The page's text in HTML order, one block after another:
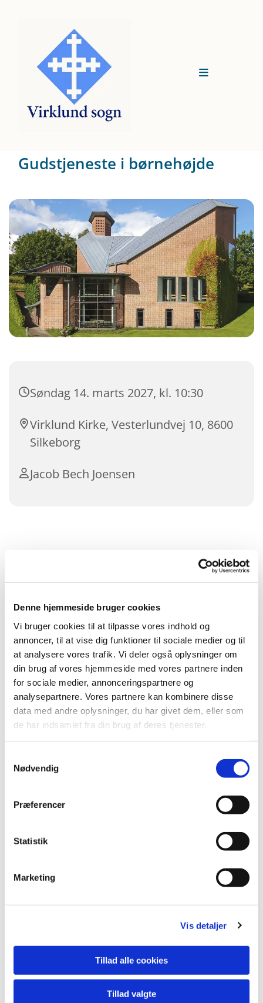
Denne hjemmeside bruger cookies
Vi bruger cookies til at tilpasse vores indhold og
annoncer, til at vise dig funktioner til sociale medier og til
at analysere vores trafik. Vi deler også oplysninger om
din brug af vores hjemmeside med vores partnere inden
for sociale medier, annonceringspartnere og
analysepartnere. Vores partnere kan kombinere disse
data med andre oplysninger, du har givet dem, eller som
de har indsamlet fra din brug af deres tjenester.
Nødvendig
Præferencer
Statistik
Marketing
Vis detaljer
Tillad alle cookies
Tillad valgte
Gudstjeneste i børnehøjde
Søndag 14. marts 2027, kl. 10:30
Virklund Kirke, Vesterlundvej 10, 8600
Silkeborg
Jacob Bech Joensen
Du vil måske også kunne